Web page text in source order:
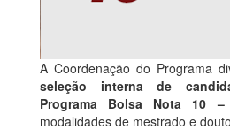
A Coordenação do Programa
seleção interna de
Programa Bolsa Nota 10 –
modalidades de mestrado e